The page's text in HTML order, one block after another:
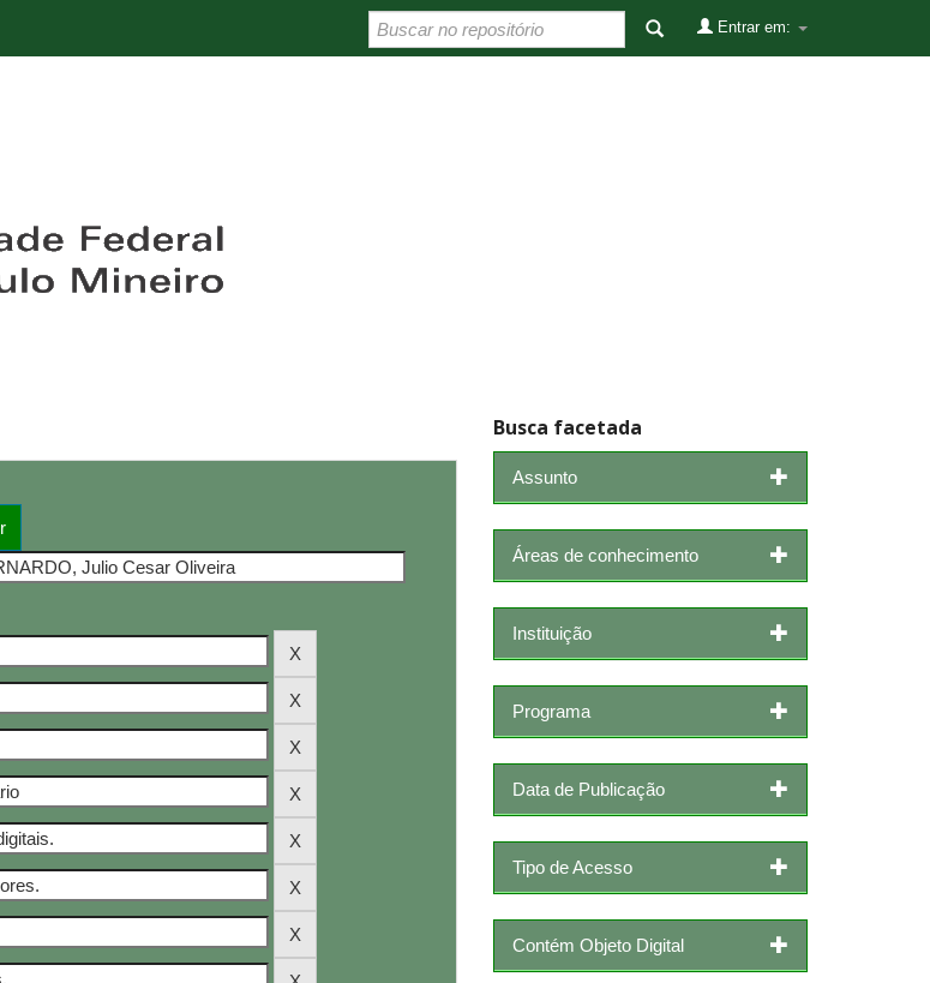
Entrar em:
Busca facetada
Assunto
Áreas de conhecimento
Instituição
Programa
Data de Publicação
Tipo de Acesso
Contém Objeto Digital